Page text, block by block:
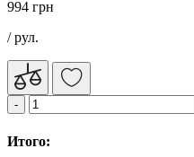
994 грн
/ рул.
Итого: